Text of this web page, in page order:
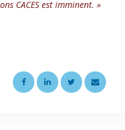
CACES est imminent. »